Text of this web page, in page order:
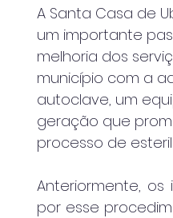
A Santa Casa de
um importante
melhoria dos
município com a
autoclave, um
geração que
processo de
Anteriormente,
por esse